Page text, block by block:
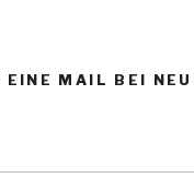
EINE MAIL BEI